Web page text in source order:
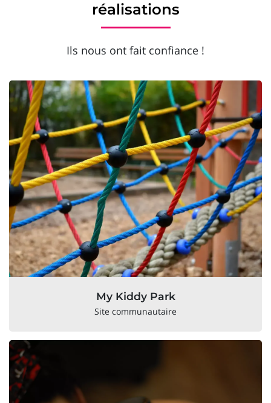
réalisations
Ils nous ont fait confiance !
My Kiddy Park
Site communautaire